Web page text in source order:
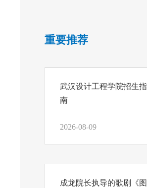
重要推荐
武汉设计工程学院招生指
南
2026-08-09
成龙院长执导的歌剧《图